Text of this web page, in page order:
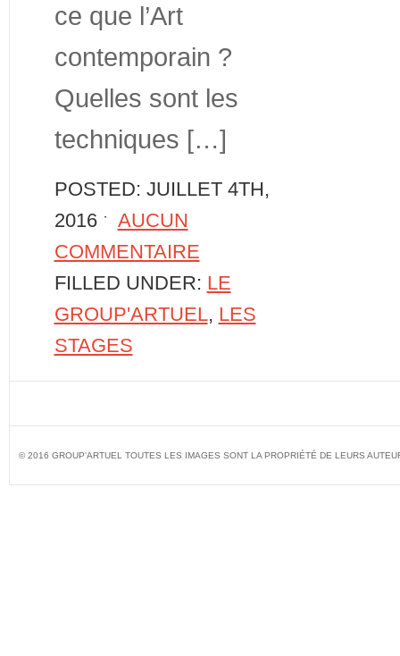
ce que l’Art
contemporain ?
Quelles sont les
techniques […]
POSTED: JUILLET 4TH,
2016 ˑ AUCUN
COMMENTAIRE
FILLED UNDER: LE
GROUP'ARTUEL, LES
STAGES
© 2016 GROUP'ARTUEL TOUTES LES IMAGES SONT LA PROPRIÉTÉ DE LEURS